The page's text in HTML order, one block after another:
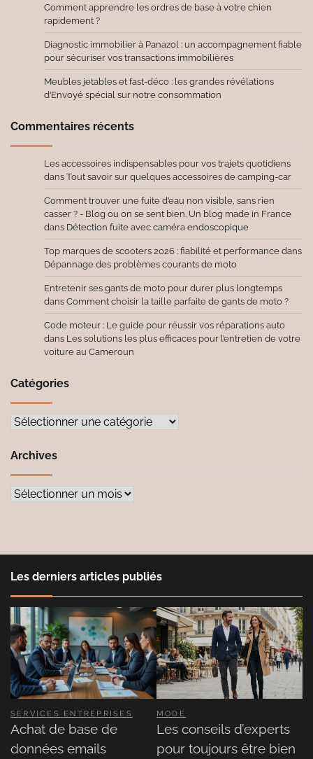
Comment apprendre les ordres de base à votre chien
rapidement ?
Diagnostic immobilier à Panazol : un accompagnement fiable
pour sécuriser vos transactions immobilières
Meubles jetables et fast-déco : les grandes révélations
d’Envoyé spécial sur notre consommation
Commentaires récents
Les accessoires indispensables pour vos trajets quotidiens
dans Tout savoir sur quelques accessoires de camping-car
Comment trouver une fuite d’eau non visible, sans rien
casser ? - Blog ou on se sent bien. Un blog made in France
dans Détection fuite avec caméra endoscopique
Top marques de scooters 2026 : fiabilité et performance dans
Dépannage des problèmes courants de moto
Entretenir ses gants de moto pour durer plus longtemps
dans Comment choisir la taille parfaite de gants de moto ?
Code moteur : Le guide pour réussir vos réparations auto
dans Les solutions les plus efficaces pour l’entretien de votre
voiture au Cameroun
Catégories
Catégories
Archives
Archives
Les derniers articles publiés
SERVICES ENTREPRISES
Achat de base de
données emails
MODE
Les conseils d’experts
pour toujours être bien